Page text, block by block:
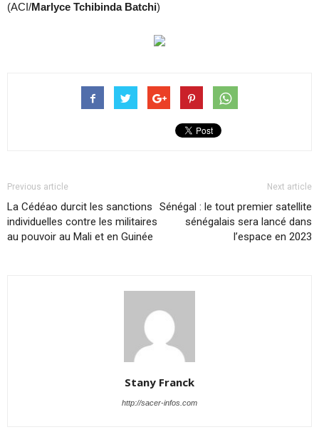
(ACI/Marlyce Tchibinda Batchi)
Previous article
La Cédéao durcit les sanctions
individuelles contre les militaires
au pouvoir au Mali et en Guinée
Next article
Sénégal : le tout premier satellite
sénégalais sera lancé dans
l’espace en 2023
Stany Franck
http://sacer-infos.com